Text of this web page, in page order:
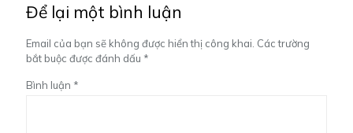
Để lại một bình luận
Email của bạn sẽ không được hiển thị công khai. Các trường
bắt buộc được đánh dấu *
Bình luận *